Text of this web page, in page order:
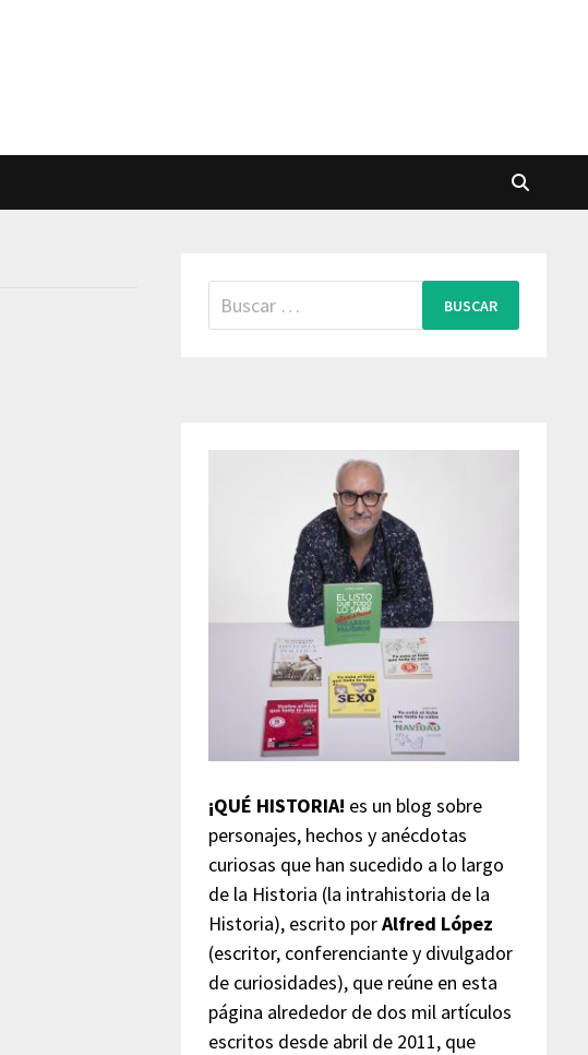
Buscar:
¡QUÉ HISTORIA! es un blog sobre
personajes, hechos y anécdotas
curiosas que han sucedido a lo largo
de la Historia (la intrahistoria de la
Historia), escrito porAlfred López
(escritor, conferenciante y divulgador
de curiosidades), que reúne en esta
página alrededor de dos mil artículos
escritos desde abril de 2011, que